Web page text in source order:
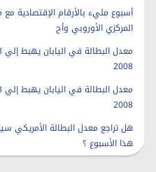
أسبوع مليء بالأرقام الإقتصادية مع
المركزي الأوروبي وأح
2008
2008
هل تراجع معدل البطالة الأمريكي
هذا الأسبوع ؟